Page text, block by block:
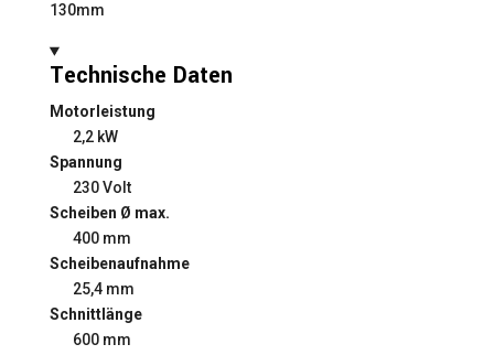
130mm
Technische Daten
Motorleistung
2,2 kW
Spannung
230 Volt
Scheiben Ø max.
400 mm
Scheibenaufnahme
25,4 mm
Schnittlänge
600 mm